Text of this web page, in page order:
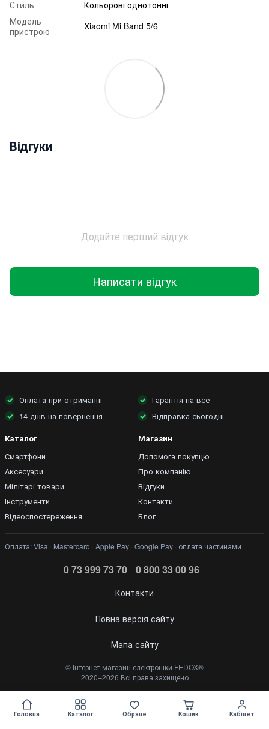
Стиль
Кольорові однотонні
Модель
пристрою
Xiaomi Mi Band 5/6
Відгуки
Додайте перший відгук
Написати відгук
Оплата при отриманні
Гарантія на все
14 днів на повернення
Відправка сьогодні
Каталог
Смартфони
Аксесуари
Мілітарі товари
Інструменти
Відеоспостереження
Магазин
Допомога покупцю
Про компанію
Відгуки
Контакти
Блог
Оплата: Visa · Mastercard · Apple Pay · Google Pay · оплата частинами
0 73 999 73 70 0 800 33 00 96
Контакти
Повна версія сайту
Мапа сайту
©️ Інтернет-магазин електроніки FEDOX®
2020–2026 Всі права захищено
Головна Каталог Обране Кошик Кабінет